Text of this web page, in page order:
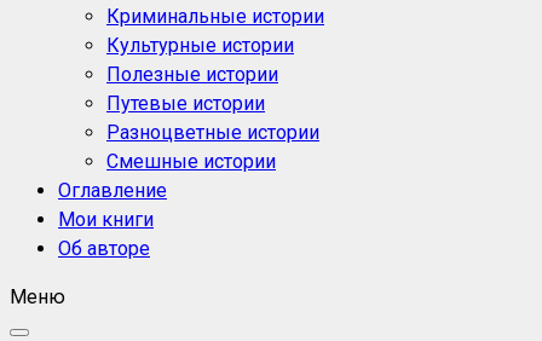
Криминальные истории
Культурные истории
Полезные истории
Путевые истории
Разноцветные истории
Смешные истории
Оглавление
Мои книги
Об авторе
Меню